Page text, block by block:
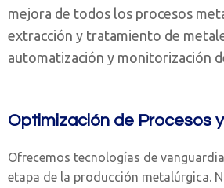
mejora de todos los procesos
extracción y tratamiento de
automatización y monitorización
Optimización de Procesos
Ofrecemos tecnologías de
etapa de la producción metalúrgica.